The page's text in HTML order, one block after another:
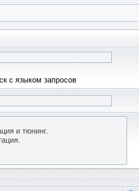
с языком запросов